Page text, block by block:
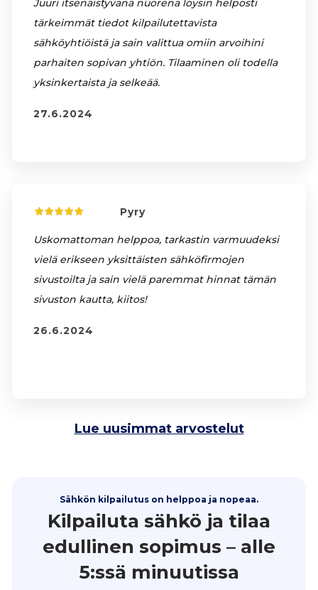
Juuri itsenäistyvänä nuorena löysin helposti
tärkeimmät tiedot kilpailutettavista
sähköyhtiöistä ja sain valittua omiin arvoihini
parhaiten sopivan yhtiön. Tilaaminen oli todella
yksinkertaista ja selkeää.
27.6.2024
Pyry
Uskomattoman helppoa, tarkastin varmuudeksi
vielä erikseen yksittäisten sähköfirmojen
sivustoilta ja sain vielä paremmat hinnat tämän
sivuston kautta, kiitos!
26.6.2024
Lue uusimmat arvostelut
Sähkön kilpailutus on helppoa ja nopeaa.
Kilpailuta sähkö ja tilaa
edullinen sopimus – alle
5:ssä minuutissa